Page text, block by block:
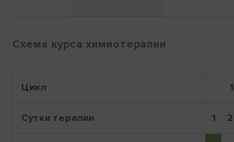
Схема курса химиотерапии
Цикл 1
Сутки терапии 1 2